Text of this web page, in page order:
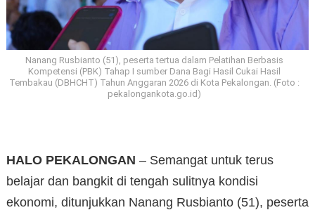
Nanang Rusbianto (51), peserta tertua dalam Pelatihan Berbasis
Kompetensi (PBK) Tahap I sumber Dana Bagi Hasil Cukai Hasil
Tembakau (DBHCHT) Tahun Anggaran 2026 di Kota Pekalongan. (Foto :
pekalongankota.go.id)
HALO PEKALONGAN – Semangat untuk terus
belajar dan bangkit di tengah sulitnya kondisi
ekonomi, ditunjukkan Nanang Rusbianto (51), peserta